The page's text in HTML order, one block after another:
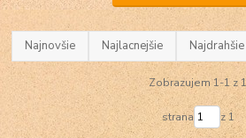
Najnovšie Najlacnejšie Najdrahšie
Zobrazujem 1-1 z
strana z 1